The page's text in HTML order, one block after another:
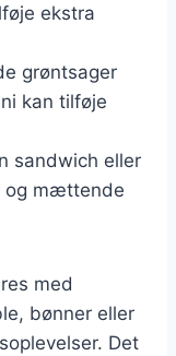
ekstra
grøntsager
kan tilføje
sandwich eller
og mættende
med
bønner eller
Det